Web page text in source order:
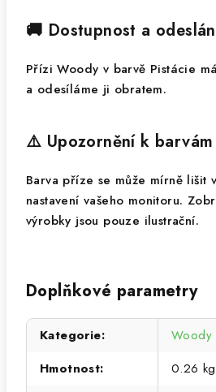
🚚 Dostupnost a
Přízi Woody v barvě Pistácie
a odesíláme ji obratem.
⚠️ Upozornění k barvám
Barva příze se může mírně lišit
nastavení vašeho monitoru.
výrobky jsou pouze ilustrační.
Doplňkové parametry
Kategorie:
Woody
Hmotnost:
0.26 kg